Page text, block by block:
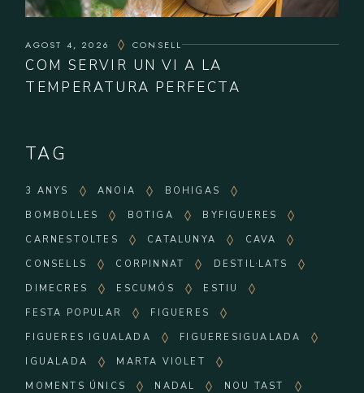
AGOST 4, 2026 CONSELL
COM SERVIR UN VI A LA
TEMPERATURA PERFECTA
TAG
3 ANYS ANOIA
BOHIGAS
BOMBOLLES
BOTIGA
BYFIGUERES
CARNESTOLTES
CATALUNYA
CAVA
CONSELLS
CORPINNAT
DESTIL·LATS
DIMECRES
ESCUMÓS
ESTIU
FESTA POPULAR
FIGUERES
FIGUERES IGUALADA
FIGUERESIGUALADA
IGUALADA
MARTA VIOLET
MOMENTS ÚNICS
NADAL
NOU TAST